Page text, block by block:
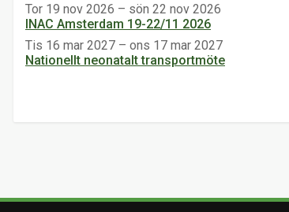
Tor 19 nov 2026 – sön 22 nov 2026
INAC Amsterdam 19-22/11 2026
Tis 16 mar 2027 – ons 17 mar 2027
Nationellt neonatalt transportmöte